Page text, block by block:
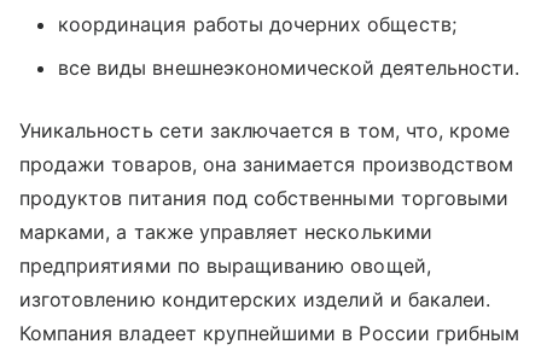
координация работы дочерних обществ;
все виды внешнеэкономической деятельности.
Уникальность сети заключается в том, что, кроме
продажи товаров, она занимается производством
продуктов питания под собственными торговыми
марками, а также управляет несколькими
предприятиями по выращиванию овощей,
изготовлению кондитерских изделий и бакалеи.
Компания владеет крупнейшими в России грибным